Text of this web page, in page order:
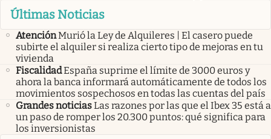
Últimas Noticias
AtenciónMurió la Ley de Alquileres | El casero puede
subirte el alquiler si realiza cierto tipo de mejoras en tu
vivienda
FiscalidadEspaña suprime el límite de 3000 euros y
ahora la banca informará automáticamente de todos los
movimientos sospechosos en todas las cuentas del país
Grandes noticiasLas razones por las que el Ibex 35 está a
un paso de romper los 20.300 puntos: qué significa para
los inversionistas